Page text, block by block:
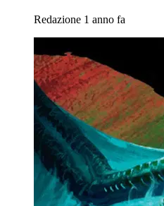
Redazione 1 anno fa